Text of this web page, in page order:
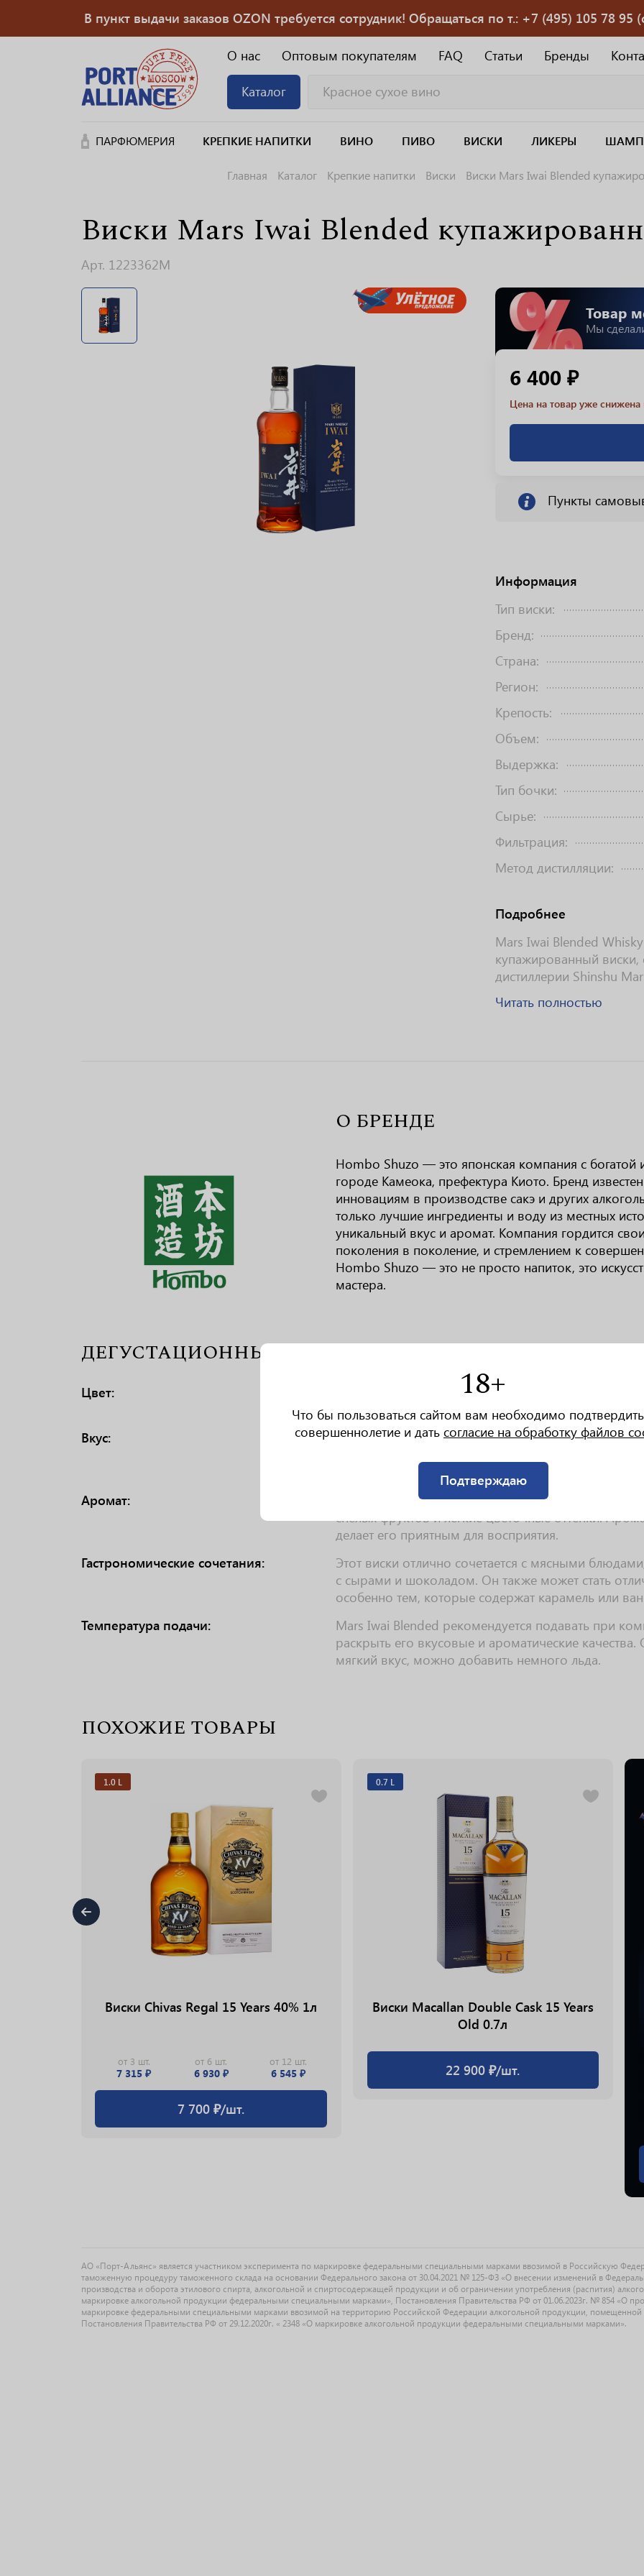
18+
Что бы пользоваться сайтом вам необходимо
совершеннолетие и дать согласие на обработку файлов
Подтверждаю
В пункт выдачи заказов OZON требуется сотрудник! Обращаться по т.: +7 (495) 105 78
О нас Оптовым покупателям FAQ Статьи Бренды
Каталог
ПАРФЮМЕРИЯ КРЕПКИЕ НАПИТКИ ВИНО ПИВО ВИСКИ ЛИКЕРЫ
Главная Каталог Крепкие напитки Виски Виски Mars Iwai Blended
Виски Mars Iwai Blended
Арт. 1223362M
Информация
Тип виски:
Бренд:
Страна:
Регион:
Крепость:
Объем:
Выдержка:
Тип бочки:
Сырье:
Фильтрация:
Метод дистилляции:
Подробнее
Mars Iwai Blended
купажированный виски,
дистиллерии Shinshu
Читать полностью
Товар
Мы
6 400 ₽
Цена на товар уже снижена
Пункты
О БРЕНДЕ
Hombo Shuzo — это японская компания с богатой
городе Камеока, префектура Киото. Бренд
инновациям в производстве сакэ и других
только лучшие ингредиенты и воду из местных
уникальный вкус и аромат. Компания гордится
поколения в поколение, и стремлением к
Hombo Shuzo — это не просто напиток, это
мастера.
ДЕГУСТАЦИОННЫЕ ХАРАКТЕРИСТИКИ
Цвет:
Mars Iwai Blended имеет насыщенный янтарный
придает ему визуальную привлекательность и
Вкус:
Вкус этого виски мягкий и сбалансированный. В
карамели, ванили и сухофруктов, которые
Послевкусие длительное и приятное, с едва
Аромат:
Аромат Mars Iwai Blended богатый и
спелых фруктов и легкие цветочные оттенки.
делает его приятным для восприятия.
Гастрономические сочетания:
Этот виски отлично сочетается с мясными
с сырами и шоколадом. Он также может стать
особенно тем, которые содержат карамель или
Температура подачи:
Mars Iwai Blended рекомендуется подавать при
раскрыть его вкусовые и ароматические
мягкий вкус, можно добавить немного льда.
ПОХОЖИЕ ТОВАРЫ
1.0 L
Виски Chivas Regal 15 Years 40% 1л
7 315 ₽
от 3 шт.
6 930 ₽
от 6 шт.
6 545 ₽
от 12 шт.
7 700 ₽/шт.
0.7 L
Виски Macallan Double Cask 15 Years
Old 0.7л
22 900 ₽/шт.
АО «Порт-Альянс» является участником эксперимента по маркировке федеральными специальными марками ввозимой в Российскую
таможенную процедуру таможенного склада на основании Федерального закона от 30.04.2021 № 125-ФЗ «О внесении изменений в
производства и оборота этилового спирта, алкогольной и спиртосодержащей продукции и об ограничении употребления (распития)
маркировке алкогольной продукции федеральными специальными марками», Постановления Правительства РФ от 01.06.2023г. № 854 «О
маркировке федеральными специальными марками ввозимой на территорию Российской Федерации алкогольной продукции,
Постановления Правительства РФ от 29.12.2020г. « 2348 «О маркировке алкогольной продукции федеральными специальными марками».